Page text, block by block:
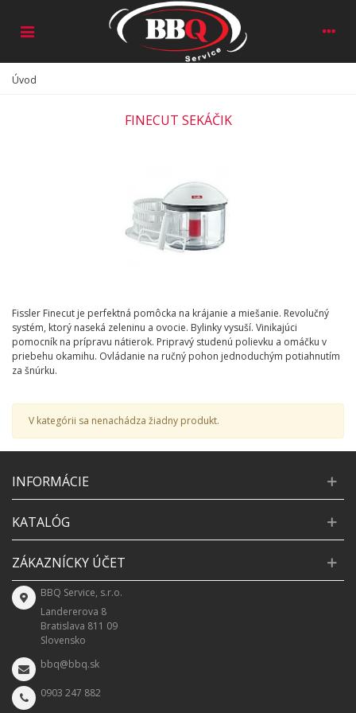
Úvod
FINECUT SEKÁČIK
Fissler Finecut je perfektná pomôcka na krájanie a miešanie. Revolučný
systém, ktorý naseká zeleninu a ovocie. Bylinky vysuší. Vinikajúci
pomocník na prípravu nátierok. Pripravý studenú polievku a omáčku v
priebehu okamihu. Ovládanie na ručný pohon jednoduchým potiahnutím
za šnúrku.
V kategórii sa nenachádza žiadny produkt.
INFORMÁCIE
KATALÓG
ZÁKAZNÍCKY ÚČET
BBQ Service, s.r.o.
Landererova 8
Bratislava 811 09
Slovensko
bbq@bbq.sk
0903 247 882